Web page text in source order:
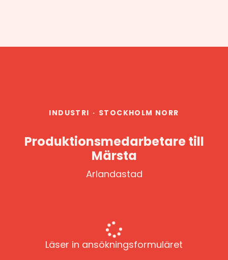
INDUSTRI · STOCKHOLM NORR
Produktionsmedarbetare till
Märsta
Arlandastad
Läser in ansökningsformuläret